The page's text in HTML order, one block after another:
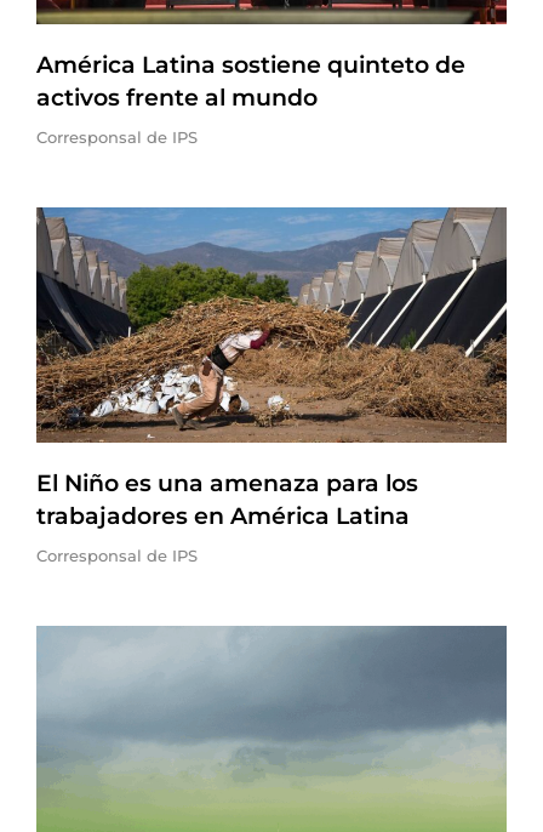
América Latina sostiene quinteto de
activos frente al mundo
Corresponsal de IPS
El Niño es una amenaza para los
trabajadores en América Latina
Corresponsal de IPS